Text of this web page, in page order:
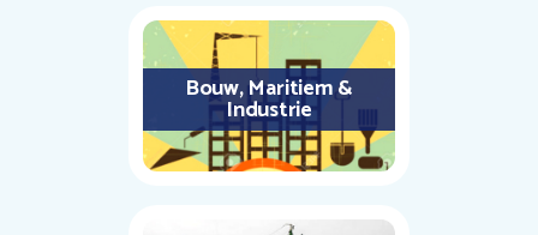
Bouw, Maritiem &
Industrie